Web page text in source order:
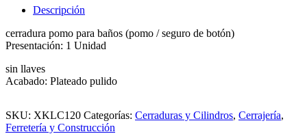
Descripción
cerradura pomo para baños (pomo / seguro de botón)
Presentación: 1 Unidad
sin llaves
Acabado: Plateado pulido
SKU: XKLC120 Categorías: Cerraduras y Cilindros, Cerrajería,
Ferretería y Construcción